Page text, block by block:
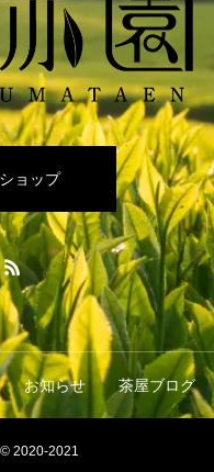
ョップ
お知らせ 茶屋ブログ
2020-2021